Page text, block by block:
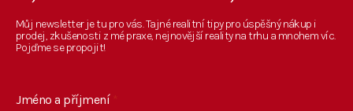
Můj newsletter je tu pro vás. Tajné realitní tipy pro úspěšný nákup i
prodej, zkušenosti z mé praxe, nejnovější reality na trhu a mnohem víc.
Pojďme se propojit!
Jméno a příjmení